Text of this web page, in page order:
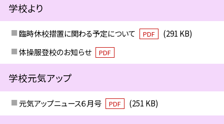
学校より
臨時休校措置に関わる予定について PDF
(291 KB)
体操服登校のお知らせ
PDF
学校元気アップ
元気アップニュース６月号 PDF (251 KB)